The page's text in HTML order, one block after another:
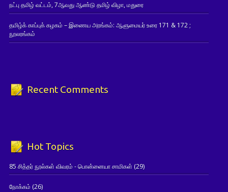
நட்பு தமிழ் வட்டம், 7ஆவது ஆண்டு தமிழ் விழா, மதுரை
தமிழ்க் காப்புக் கழகம் – இணைய அரங்கம்: ஆளுமையர் உரை 171 & 172 ;
நூலரங்கம்
Recent Comments
Hot Topics
85 சித்தர் நூல்கள் விவரம் - பொன்னையா சாமிகள் (29)
நோக்கம் (26)